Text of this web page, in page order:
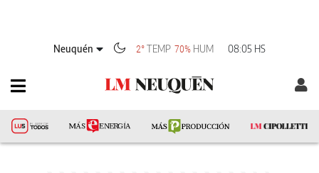
Neuquén 2° TEMP 70% HUM 08:05 HS